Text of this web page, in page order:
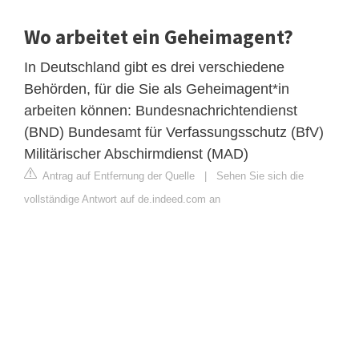
Wo arbeitet ein Geheimagent?
In Deutschland gibt es drei verschiedene
Behörden, für die Sie als Geheimagent*in
arbeiten können: Bundesnachrichtendienst
(BND) Bundesamt für Verfassungsschutz (BfV)
Militärischer Abschirmdienst (MAD)
Antrag auf Entfernung der Quelle | Sehen Sie sich die
vollständige Antwort auf de.indeed.com an